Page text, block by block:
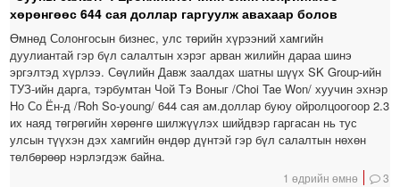
хөрөнгөөс 644 сая доллар гаргуулж авахаар болов
Өмнөд Солонгосын бизнес, улс төрийн хүрээний хамгийн
дуулиантай гэр бүл салалтын хэрэг арван жилийн дараа шинэ
эргэлтэд хүрлээ. Сөүлийн Давж заалдах шатны шүүх SK Group-ийн
ТУЗ-ийн дарга, тэрбумтан Чой Тэ Воныг /Choi Tae Won/ хуучин эхнэр
Но Со Ён-д /Roh So-young/ 644 сая ам.доллар буюу ойролцоогоор 2.3
их наяд төгрөгийн хөрөнгө шилжүүлэх шийдвэр гаргасан нь тус
улсын түүхэн дэх хамгийн өндөр дүнтэй гэр бүл салалтын нөхөн
төлбөрөөр нэрлэгдэж байна.
1 өдрийн өмнө 3